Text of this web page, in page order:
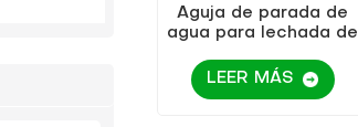
Aguja de parada de
agua para lechada de
extraíble
LEER MÁS